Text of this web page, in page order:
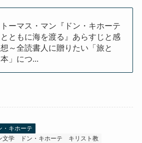
トーマス・マン『ドン・キホーテ
とともに海を渡る』あらすじと感
想～全読書人に贈りたい「旅と
本」につ...
・キホーテ
文学 ドン・キホーテ
キリスト教